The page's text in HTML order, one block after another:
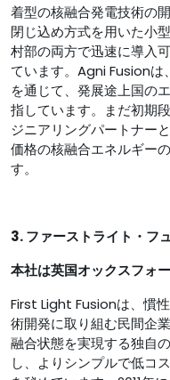
着型の核融合発電技術の
閉じ込め方式を用いた小
村部の両方で迅速に導入
ています。Agni Fusionは
を通じて、発展途上国の
指しています。まだ初期
ジニアリングパートナー
価格の核融合エネルギー
す。
3. ファーストライト・フ
本社は英国オックスフォ
First Light Fusionは、慣
術開発に取り組む民間企
融合状態を実現する独自
し、よりシンプルで低コ